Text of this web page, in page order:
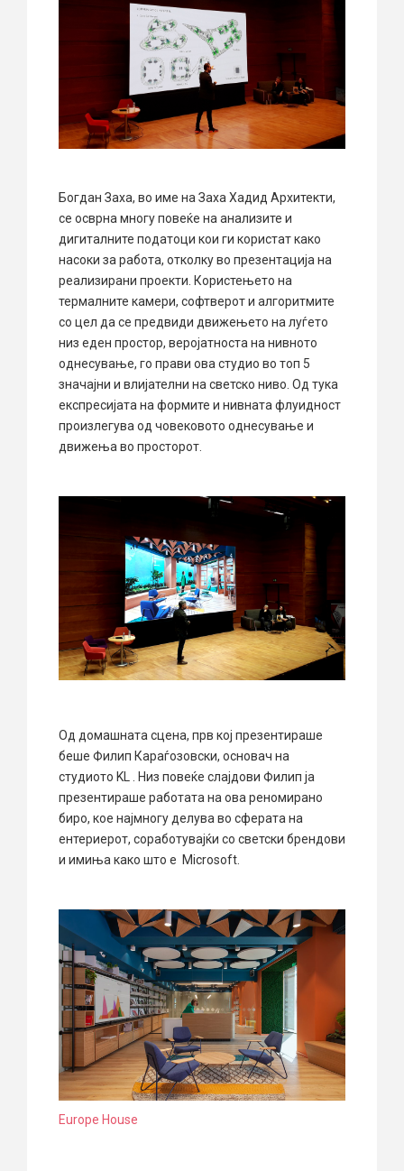
Богдан Заха, во име на Заха Хадид Архитекти,
се осврна многу повеќе на анализите и
дигиталните податоци кои ги користат како
насоки за работа, отколку во презентација на
реализирани проекти. Користењето на
термалните камери, софтверот и алгоритмите
со цел да се предвиди движењето на луѓето
низ еден простор, веројатноста на нивното
однесување, го прави ова студио во топ 5
значајни и влијателни на светско ниво. Од тука
експресијата на формите и нивната флуидност
произлегува од човековото однесување и
движења во просторот.
Од домашната сцена, прв кој презентираше
беше Филип Караѓозовски, основач на
студиото KL . Низ повеќе слајдови Филип ја
презентираше работата на ова реномирано
биро, кое најмногу делува во сферата на
ентериерот, соработувајќи со светски брендови
и имиња како што е Microsoft.
Europe House